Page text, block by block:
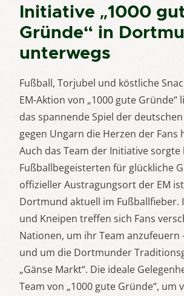
Initiative „1000
Gründe“ in
unterwegs
Fußball, Torjubel und köstliche
EM-Aktion von „1000 gute
das spannende Spiel der
gegen Ungarn die Herzen der Fans
Auch das Team der Initiative sorgte
Fußballbegeisterten für glückliche
offizieller Austragungsort der EM
Dortmund aktuell im Fußballfieber.
und Kneipen treffen sich Fans
Nationen, um ihr Team anzufeuern
und um die Dortmunder
„Gänse Markt“. Die ideale
Team von „1000 gute Gründe“, um